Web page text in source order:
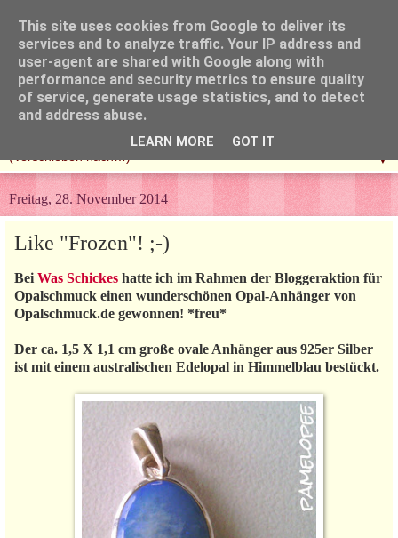
▼
Freitag, 28. November 2014
Like "Frozen"! ;-)
Bei Was Schickes hatte ich im Rahmen der Bloggeraktion für
Opalschmuck einen wunderschönen Opal-Anhänger von
Opalschmuck.de gewonnen! *freu*
Der ca. 1,5 X 1,1 cm große ovale Anhänger aus 925er Silber
ist mit einem australischen Edelopal in Himmelblau bestückt.
This site uses cookies from Google to deliver its
services and to analyze traffic. Your IP address and
user-agent are shared with Google along with
performance and security metrics to ensure quality
of service, generate usage statistics, and to detect
and address abuse.
LEARN MORE GOT IT